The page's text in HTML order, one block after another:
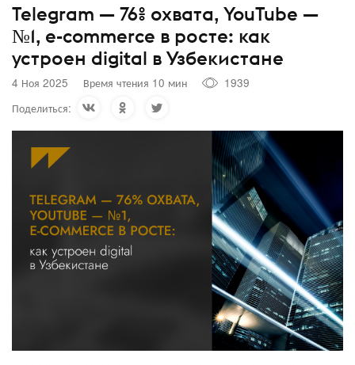
Telegram — 76% охвата, YouTube —
№1, e-commerce в росте: как
устроен digital в Узбекистане
4 Ноя 2025 Время чтения 10 мин
1939
Поделиться: